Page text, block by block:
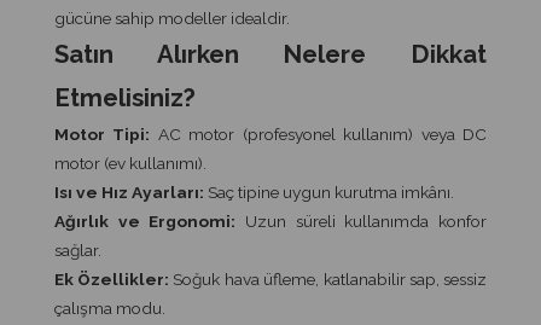
gücüne sahip modeller idealdir.
Satın Alırken Nelere Dikkat
Etmelisiniz?
Motor Tipi: AC motor (profesyonel kullanım) veya DC
motor (ev kullanımı).
Isı ve Hız Ayarları: Saç tipine uygun kurutma imkânı.
Ağırlık ve Ergonomi: Uzun süreli kullanımda konfor
sağlar.
Ek Özellikler: Soğuk hava üfleme, katlanabilir sap, sessiz
çalışma modu.